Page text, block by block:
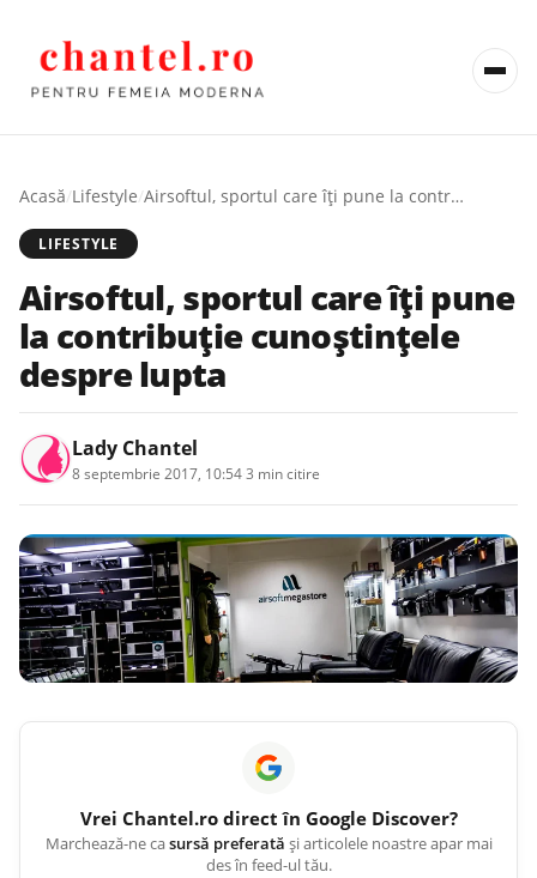
Acasă/Lifestyle/ Airsoftul, sportul care îți pune la contribuție cunoștințele despre lupta
LIFESTYLE
Airsoftul, sportul care îți pune
la contribuție cunoștințele
despre lupta
Lady Chantel
8 septembrie 2017, 10:543 min citire
Vrei Chantel.rodirect în Google Discover?
Marchează-ne casursă preferată și articolele noastre apar mai
des în feed-ul tău.